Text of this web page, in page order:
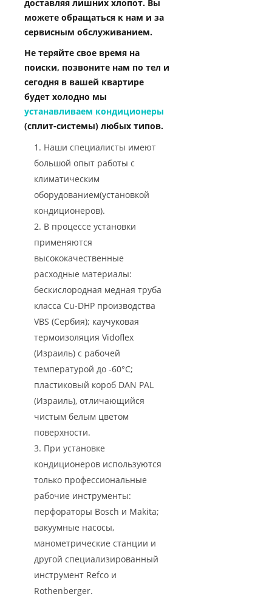
доставляя лишних хлопот. Вы
можете обращаться к нам и за
сервисным обслуживанием.
Не теряйте свое время на
поиски, позвоните нам по тел и
сегодня в вашей квартире
будет холодно мы
устанавливаем кондиционеры
(сплит-системы) любых типов.
Наши специалисты имеют
большой опыт работы с
климатическим
оборудованием(установкой
кондиционеров).
В процессе установки
применяются
высококачественные
расходные материалы:
бескислородная медная труба
класса Cu-DHP производства
VBS (Сербия); каучуковая
термоизоляция Vidoflex
(Израиль) с рабочей
температурой до -60°С;
пластиковый короб DAN PAL
(Израиль), отличающийся
чистым белым цветом
поверхности.
При установке
кондиционеров используются
только профессиональные
рабочие инструменты:
перфораторы Bosch и Makita;
вакуумные насосы,
манометрические станции и
другой специализированный
инструмент Refco и
Rothenberger.